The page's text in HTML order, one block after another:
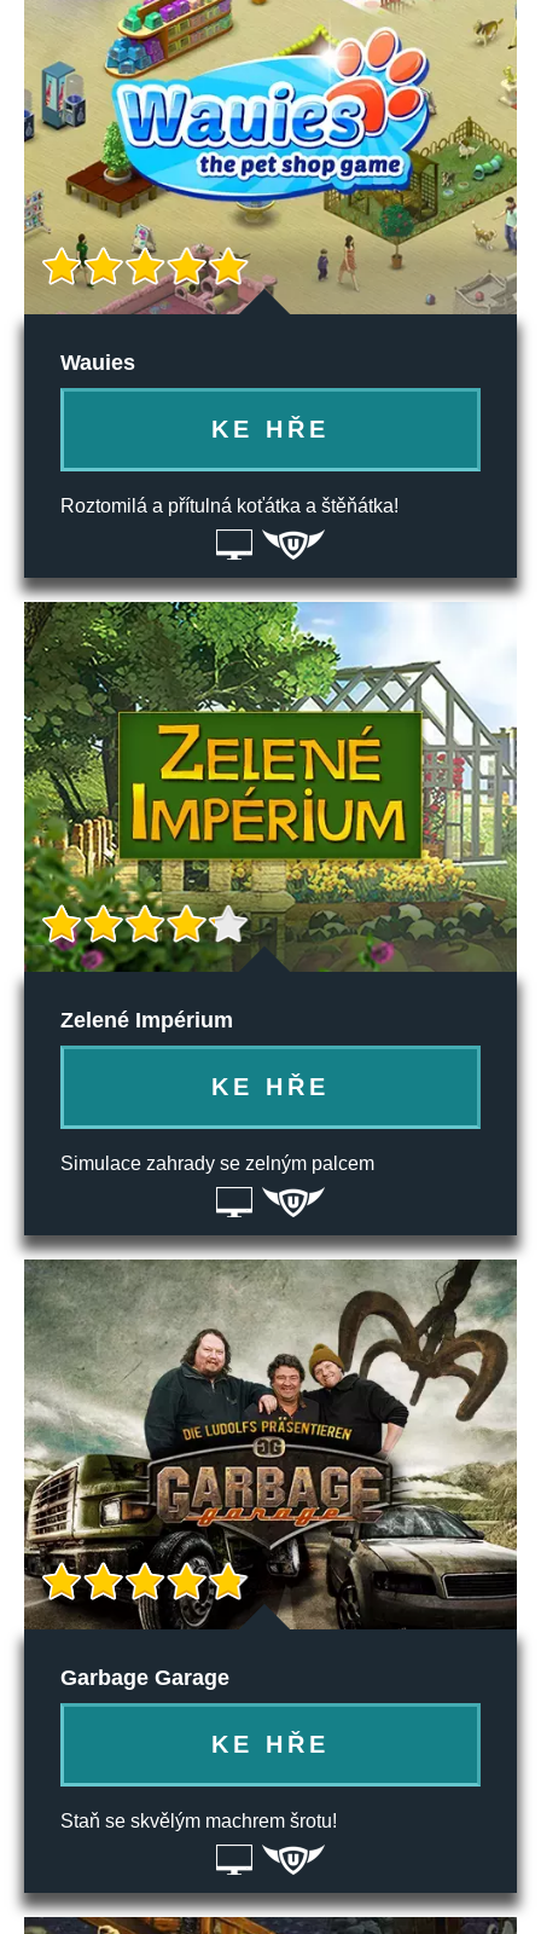
Wauies
KE HŘE
Roztomilá a přítulná koťátka a štěňátka!
Zelené Impérium
KE HŘE
Simulace zahrady se zelným palcem
Garbage Garage
KE HŘE
Staň se skvělým machrem šrotu!